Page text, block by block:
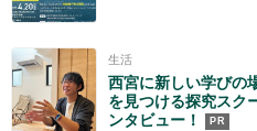
生活
西宮に新しい学びの
を見つける探究スク
ンタビュー！
PR